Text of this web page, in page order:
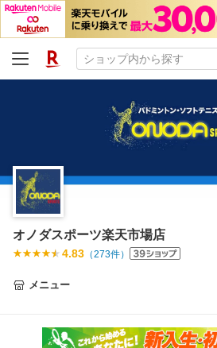
オノダスポーツ楽天市場店
4.83 （273件）
メニュー